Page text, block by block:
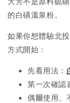
的白磺溫泉粉。
如果你想體驗北
方式開始：
先看用法：
第一次確認
偶爾使用、